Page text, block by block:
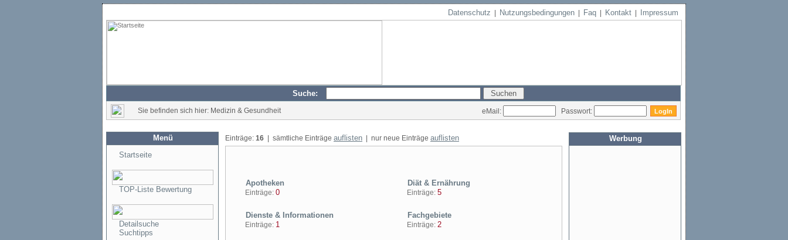
Datenschutz Nutzungsbedingungen Faq Kontakt Impressum
Suche:
Sie befinden sich hier: Medizin & Gesundheit eMail: Passwort:
Menü
Startseite
TOP-Liste Bewertung
Detailsuche
Suchtipps
Einträge: 16 | sämtliche Einträge auflisten | nur neue Einträge auflisten
Apotheken
Einträge: 0
Diät & Ernährung
Einträge: 5
Dienste & Informationen
Einträge: 1
Fachgebiete
Einträge: 2
Werbung